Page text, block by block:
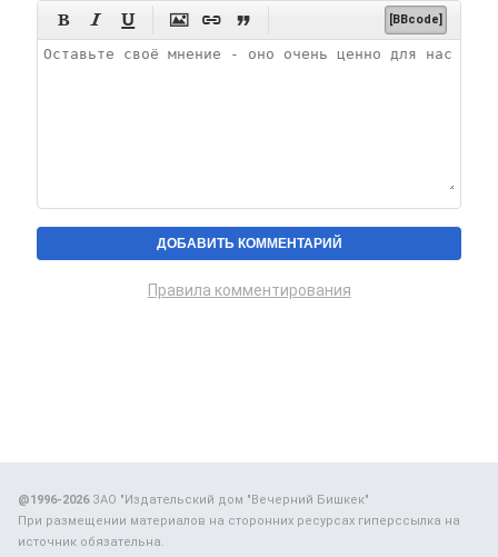
      [BBcode]
Правила комментирования
@1996-2026ЗАО "Издательский дом "Вечерний Бишкек"
При размещении материалов на сторонних ресурсах гиперссылка на
источник обязательна.